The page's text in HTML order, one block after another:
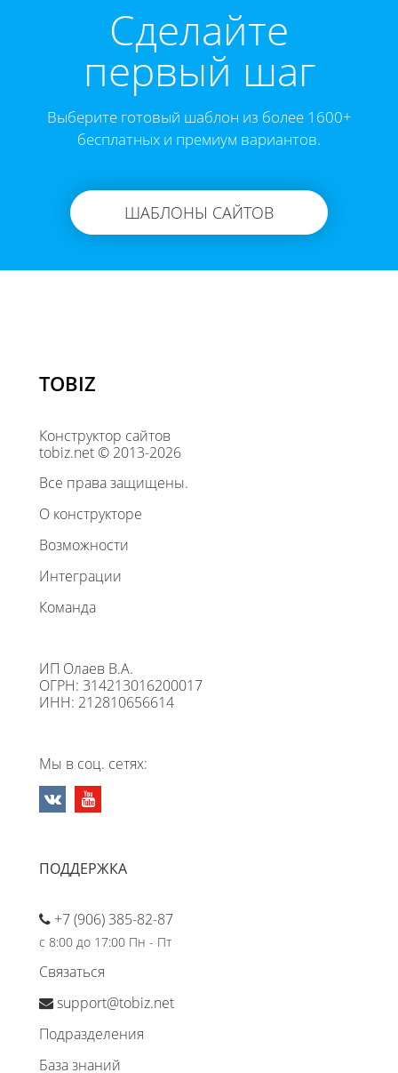
Cделайте
первый шаг
Выберите готовый шаблон из более 1600+
бесплатных и премиум вариантов.
ШАБЛОНЫ САЙТОВ
TOBIZ
Конструктор сайтов
tobiz.net © 2013-2026
Все права защищены.
О конструкторе
Возможности
Интеграции
Команда
ИП Олаев В.А.
ОГРН: 314213016200017
ИНН: 212810656614
Мы в соц. сетях:
ПОДДЕРЖКА
+7 (906) 385-82-87
с 8:00 до 17:00 Пн - Пт
Связаться
support@tobiz.net
Подразделения
База знаний